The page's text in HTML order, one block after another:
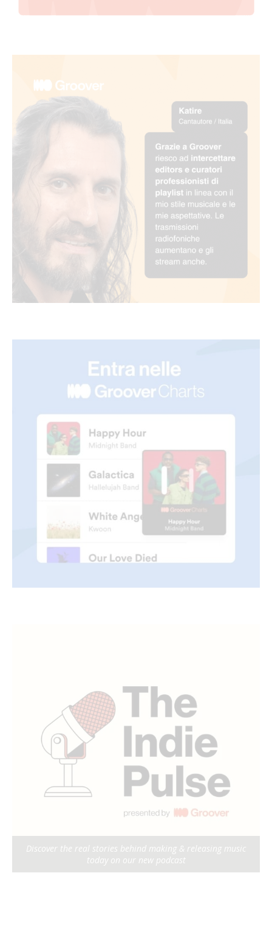
Discover the real stories behind making & releasing music
today on our new podcast